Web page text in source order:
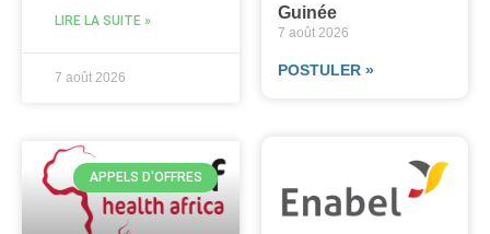
LIRE LA SUITE »
7 août 2026
APPELS D'OFFRES
Guinée
7 août 2026
POSTULER »